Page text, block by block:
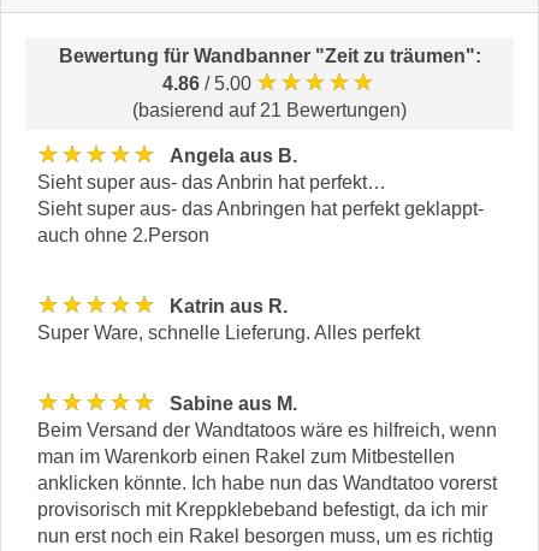
Bewertung für Wandbanner "Zeit zu träumen":
4.86 / 5.00 ★★★★★
(basierend auf 21 Bewertungen)
★★★★★
Angela aus B.
Sieht super aus- das Anbrin hat perfekt…
Sieht super aus- das Anbringen hat perfekt geklappt-
auch ohne 2.Person
★★★★★
Katrin aus R.
Super Ware, schnelle Lieferung. Alles perfekt
★★★★★
Sabine aus M.
Beim Versand der Wandtatoos wäre es hilfreich, wenn
man im Warenkorb einen Rakel zum Mitbestellen
anklicken könnte. Ich habe nun das Wandtatoo vorerst
provisorisch mit Kreppklebeband befestigt, da ich mir
nun erst noch ein Rakel besorgen muss, um es richtig